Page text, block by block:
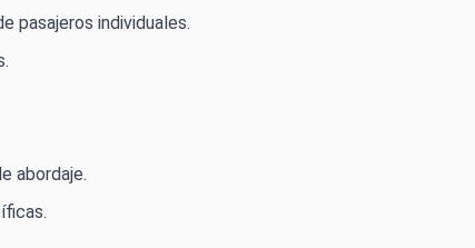
pasajeros individuales.
abordaje.